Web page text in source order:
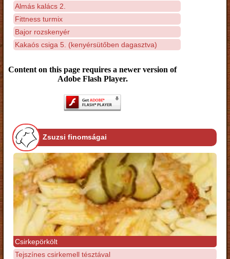
Almás kalács 2.
Fittness turmix
Bajor rozskenyér
Kakaós csiga 5. (kenyérsütőben dagasztva)
Content on this page requires a newer version of
Adobe Flash Player.
Zsuzsi finomságai
Csirkepörkölt
Tejszínes csirkemell tésztával